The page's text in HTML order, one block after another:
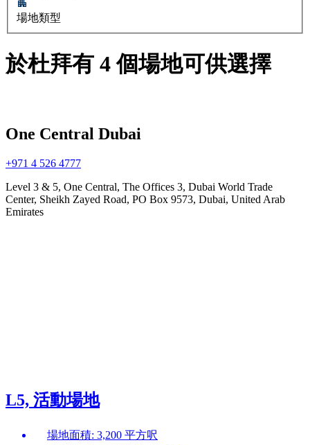
場地類型
於杜拜有 4 個場地可供選擇
One Central Dubai
+971 4 526 4777
Level 3 & 5, One Central, The Offices 3, Dubai World Trade
Center, Sheikh Zayed Road, PO Box 9573, Dubai, United Arab
Emirates
L5, 活動場地
場地面積: 3,200 平方呎